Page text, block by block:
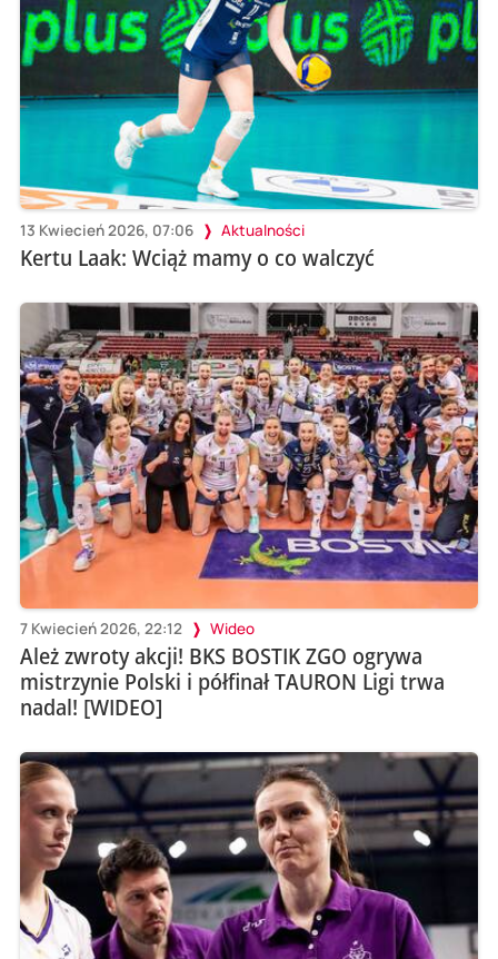
13 Kwiecień 2026, 07:06 Aktualności
Kertu Laak: Wciąż mamy o co walczyć
7 Kwiecień 2026, 22:12 Wideo
Ależ zwroty akcji! BKS BOSTIK ZGO ogrywa
mistrzynie Polski i półfinał TAURON Ligi trwa
nadal! [WIDEO]